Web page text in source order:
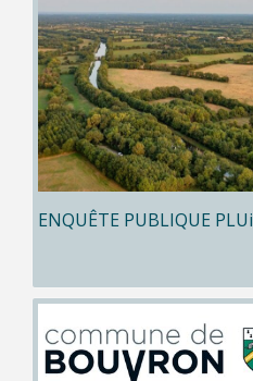
ENQUÊTE PUBLIQUE PLUi